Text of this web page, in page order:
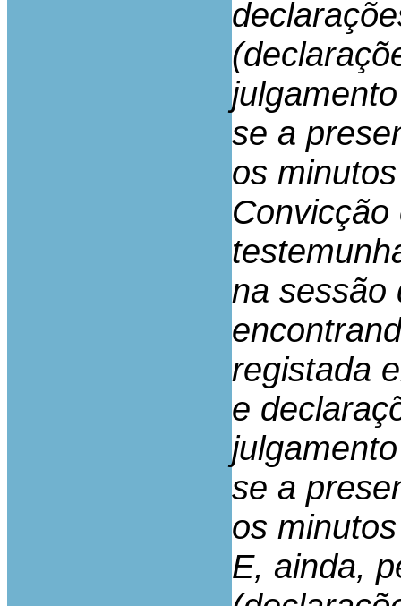
se a
os
na sessão
registada
e
se a
os
E, ainda,